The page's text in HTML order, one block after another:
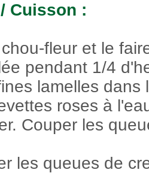
Cuisson :
fleur et le
pendant 1/4
lamelles
roses à
Couper les
les queues de